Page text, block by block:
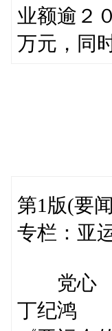
业额逾２
万元，同
第1版(要
专栏：亚
党心
丁纪鸿